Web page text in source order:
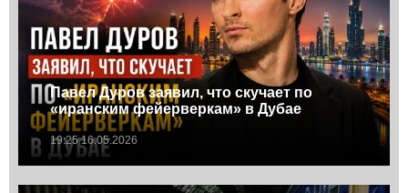
Павел Дуров заявил, что скучает по
«иранским фейерверкам» в Дубае
19:25 16.05.2026